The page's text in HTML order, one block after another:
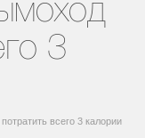
3
всего 3 калории